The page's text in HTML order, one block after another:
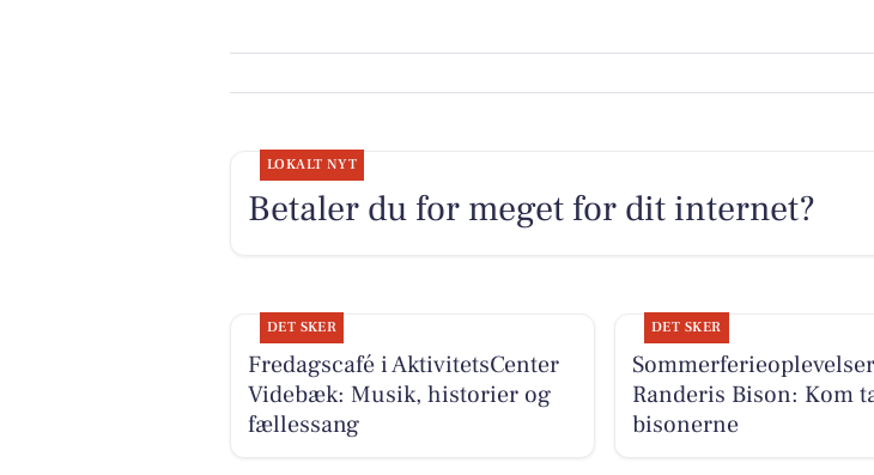
LOKALT NYT
Betaler du for meget for dit internet?
DET SKER
Fredagscafé i AktivitetsCenter
Videbæk: Musik, historier og
fællessang
DET SKER
Randeris Bison: Kom
bisonerne